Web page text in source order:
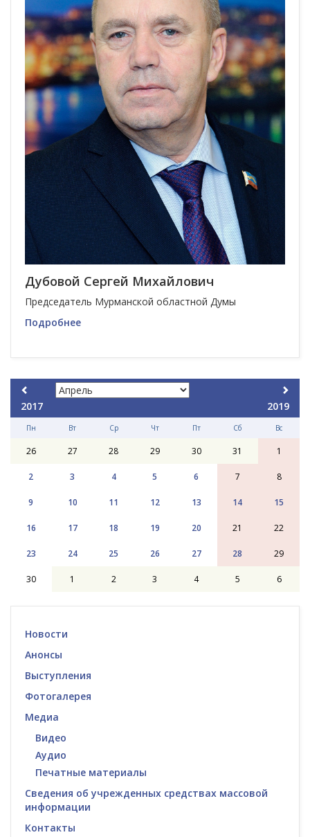
Дубовой Сергей Михайлович
Председатель Мурманской областной Думы
Подробнее
2017 2019
Пн Вт Ср Чт Пт Сб Вс
26 27 28 29 30 31 1
2 3 4 5 6 7 8
9 10 11 12 13 14 15
16 17 18 19 20 21 22
23 24 25 26 27 28 29
30 1 2 3 4 5 6
Новости
Анонсы
Выступления
Фотогалерея
Медиа
Видео
Аудио
Печатные материалы
Сведения об учрежденных средствах массовой
информации
Контакты